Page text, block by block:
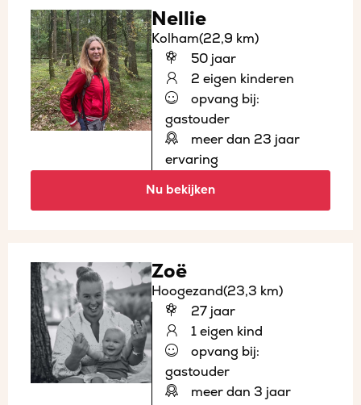
Nellie
Kolham(22,9 km)
50 jaar
2 eigen kinderen
opvang bij:
gastouder
meer dan 23 jaar
ervaring
Nu bekijken
Zoë
Hoogezand(23,3 km)
27 jaar
1 eigen kind
opvang bij:
gastouder
meer dan 3 jaar